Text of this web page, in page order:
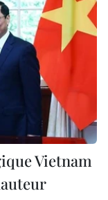
Vietnam